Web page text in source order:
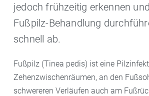
jedoch frühzeitig erkennen
Fußpilz-Behandlung
schnell ab.
Fußpilz (Tinea pedis) ist eine
Zehenzwischenräumen, an den
schwereren Verläufen auch am